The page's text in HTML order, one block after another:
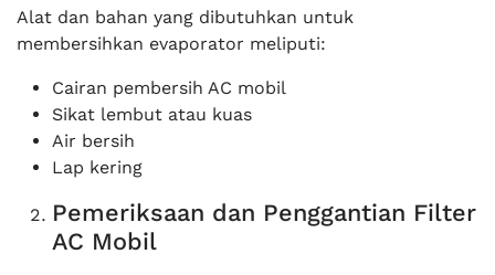
Alat dan bahan yang dibutuhkan untuk
membersihkan evaporator meliputi:
Cairan pembersih AC mobil
Sikat lembut atau kuas
Air bersih
Lap kering
Pemeriksaan dan Penggantian Filter
AC Mobil